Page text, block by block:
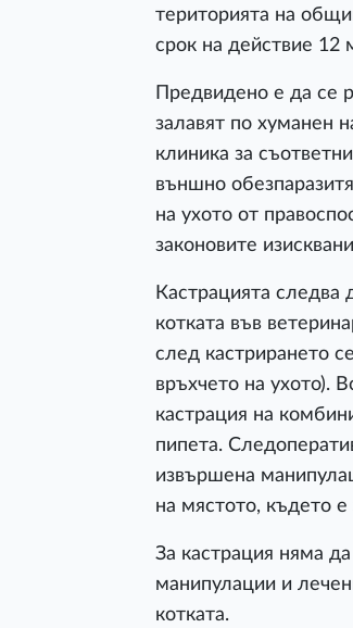
територията на
срок на действие 12
Предвидено е да се
залавят по хуманен
клиника за
външно
на ухото от
законовите
Кастрацията следва
котката във
след кастрирането
връхчето на ухото).
кастрация на
пипета.
извършена
на мястото, където е
За кастрация няма
манипулации и
котката.